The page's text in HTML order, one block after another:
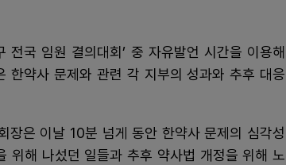
전국 임원 결의대회’ 중 자유발언 시간을 이용해
한약사 문제와 관련 각 지부의 성과와 추후 대응
장은 이날 10분 넘게 동안 한약사 문제의 심각성
위해 나섰던 일들과 추후 약사법 개정을 위해 노